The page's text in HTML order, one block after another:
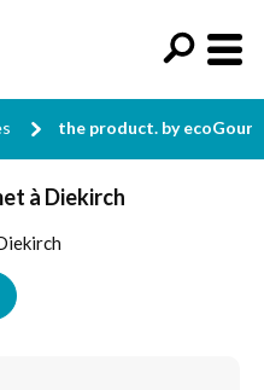
the product. by
à Diekirch